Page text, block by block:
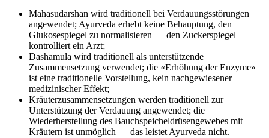
Mahasudarshan wird traditionell bei Verdauungsstörungen
angewendet; Ayurveda erhebt keine Behauptung, den
Glukosespiegel zu normalisieren — den Zuckerspiegel
kontrolliert ein Arzt;
Dashamula wird traditionell als unterstützende
Zusammensetzung verwendet; die «Erhöhung der Enzyme»
ist eine traditionelle Vorstellung, kein nachgewiesener
medizinischer Effekt;
Kräuterzusammensetzungen werden traditionell zur
Unterstützung der Verdauung angewendet; die
Wiederherstellung des Bauchspeicheldrüsengewebes mit
Kräutern ist unmöglich — das leistet Ayurveda nicht.